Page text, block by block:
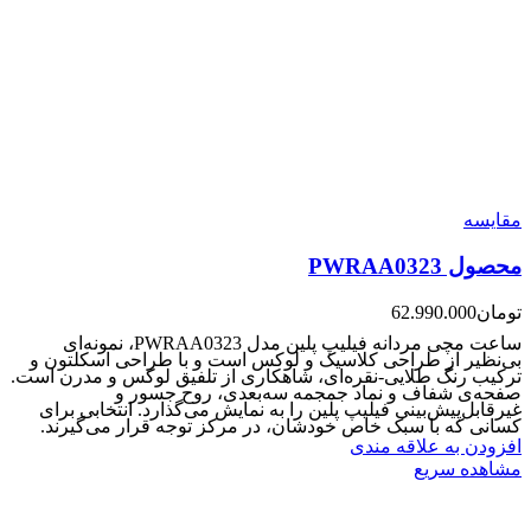
مقایسه
محصول PWRAA0323
تومان62.990.000
ساعت مچی مردانه فیلیپ پلین مدل PWRAA0323، نمونه‌ای
بی‌نظیر از طراحی کلاسیک و لوکس است و با طراحی اسکلتون و
ترکیب رنگ طلایی-نقره‌ای، شاهکاری از تلفیق لوکس و مدرن است.
صفحه‌ی شفاف و نماد جمجمه سه‌بعدی، روح جسور و
غیرقابل‌پیش‌بینی فیلیپ پلین را به نمایش می‌گذارد. انتخابی برای
کسانی که با سبک خاص خودشان، در مرکز توجه قرار می‌گیرند.
افزودن به علاقه مندی
مشاهده سریع